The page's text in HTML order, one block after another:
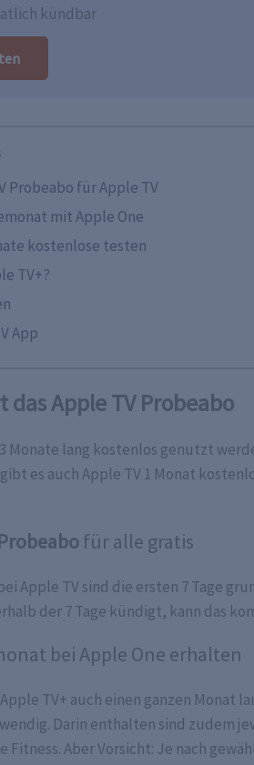
kündbar
Probeabo für Apple TV
mit Apple One
kostenlose testen
TV+?
App
Apple TV Probeabo
Monate lang kostenlos genutzt
es auch Apple TV 1 Monat
für alle gratis
Apple TV sind die ersten 7 Tage
der 7 Tage kündigt, kann das
bei Apple One erhalten
TV+ auch einen ganzen
Darin enthalten sind zudem
Fitness. Aber Vorsicht: Je nach